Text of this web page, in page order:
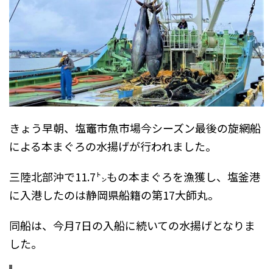
きょう早朝、塩竈市魚市場今シーズン最後の旋網船
による本まぐろの水揚げが行われました。
三陸北部沖で11.7㌧もの本まぐろを漁獲し、塩釜港
に入港したのは静岡県船籍の第17大師丸。
同船は、今月7日の入船に続いての水揚げとなりま
した。